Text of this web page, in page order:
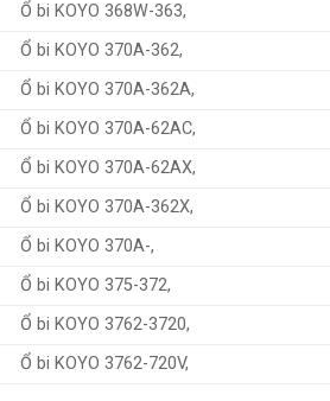
Ổ bi KOYO 368W-363,
Ổ bi KOYO 370A-362,
Ổ bi KOYO 370A-362A,
Ổ bi KOYO 370A-62AC,
Ổ bi KOYO 370A-62AX,
Ổ bi KOYO 370A-362X,
Ổ bi KOYO 370A-,
Ổ bi KOYO 375-372,
Ổ bi KOYO 3762-3720,
Ổ bi KOYO 3762-720V,